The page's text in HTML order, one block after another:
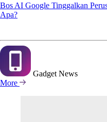
Bos AI Google Tinggalkan
Apa?
Gadget News
More